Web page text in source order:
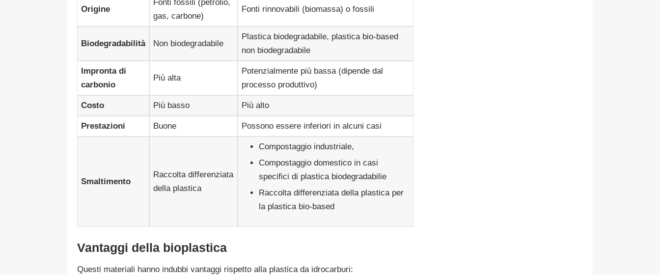
Origine
Fonti fossili (petrolio,
gas, carbone)
Fonti rinnovabili (biomassa) o fossili
Biodegradabilità Non biodegradabile
Plastica biodegradabile, plastica bio-based
non biodegradabile
Impronta di
carbonio
Più alta
Potenzialmente più bassa (dipende dal
processo produttivo)
Costo Più basso Più alto
Prestazioni Buone Possono essere inferiori in alcuni casi
Smaltimento
Raccolta differenziata
della plastica
Compostaggio industriale,
Compostaggio domestico in casi
specifici di plastica biodegradabilie
Raccolta differenziata della plastica per
la plastica bio-based
Vantaggi della bioplastica
Questi materiali hanno indubbi vantaggi rispetto alla plastica da idrocarburi: